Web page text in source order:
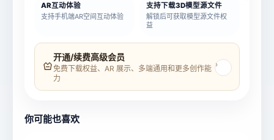
模型名称
AR互动体验
支持手机端AR空间互动体验
支持下载3D模型源文件
解锁后可获取模型源文件权
益
开通/续费高级会员
免费下载权益、AR 展示、多端通用和更多创作能
力
›
你可能也喜欢